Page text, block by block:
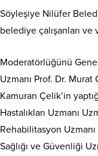
Söyleşiye Nilüfer
belediye çalışanları ve
Moderatörlüğünü
Uzmanı Prof. Dr. Murat
Kamuran Çelik’in
Hastalıkları Uzmanı
Rehabilitasyon
Sağlığı ve Güvenliği